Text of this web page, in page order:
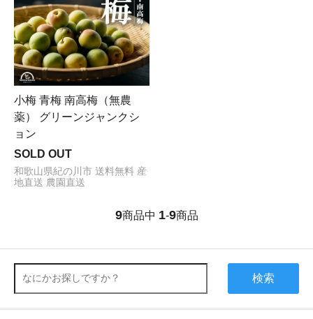
小梅 青梅 南高梅（無農
薬） グリーンジャンクシ
ョン
SOLD OUT
和歌山県紀の川市 送料無料 産
地直送 農園直送
9商品中 1-9商品
検索